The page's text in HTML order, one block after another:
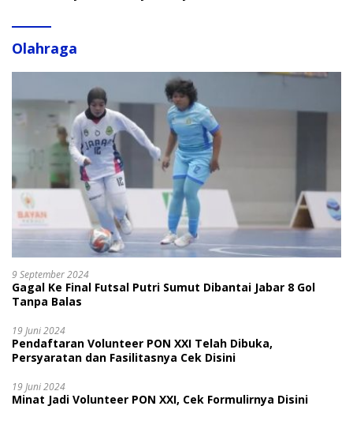
Olahraga
9 September 2024
Gagal Ke Final Futsal Putri Sumut Dibantai Jabar 8 Gol
Tanpa Balas
19 Juni 2024
Pendaftaran Volunteer PON XXI Telah Dibuka,
Persyaratan dan Fasilitasnya Cek Disini
19 Juni 2024
Minat Jadi Volunteer PON XXI, Cek Formulirnya Disini